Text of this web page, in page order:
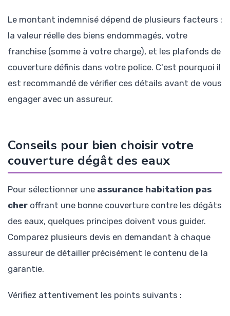
Le montant indemnisé dépend de plusieurs facteurs :
la valeur réelle des biens endommagés, votre
franchise (somme à votre charge), et les plafonds de
couverture définis dans votre police. C'est pourquoi il
est recommandé de vérifier ces détails avant de vous
engager avec un assureur.
Conseils pour bien choisir votre
couverture dégât des eaux
Pour sélectionner une assurance habitation pas
cher offrant une bonne couverture contre les dégâts
des eaux, quelques principes doivent vous guider.
Comparez plusieurs devis en demandant à chaque
assureur de détailler précisément le contenu de la
garantie.
Vérifiez attentivement les points suivants :